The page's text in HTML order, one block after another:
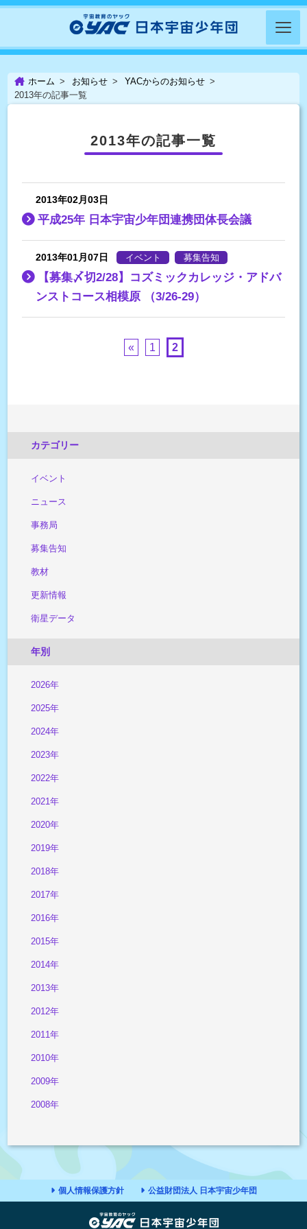
ホーム お知らせ
YACからのお知らせ
2013年の記事一覧
2013年の記事一覧
2013年02月03日
平成25年 日本宇宙少年団連携団体長会議
2013年01月07日 イベント 募集告知
【募集〆切2/28】コズミックカレッジ・アドバ
ンストコース相模原 （3/26-29）
« 1 2
カテゴリー
イベント
ニュース
事務局
募集告知
教材
更新情報
衛星データ
年別
2026年
2025年
2024年
2023年
2022年
2021年
2020年
2019年
2018年
2017年
2016年
2015年
2014年
2013年
2012年
2011年
2010年
2009年
2008年
個人情報保護方針 公益財団法人 日本宇宙少年団